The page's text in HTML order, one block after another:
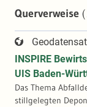
Querverweise
INSPIRE
UIS Baden-
Das Thema
stillgelegten